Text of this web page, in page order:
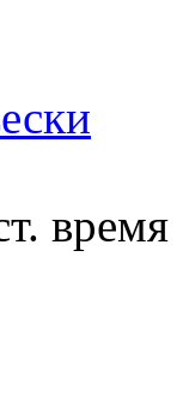
время